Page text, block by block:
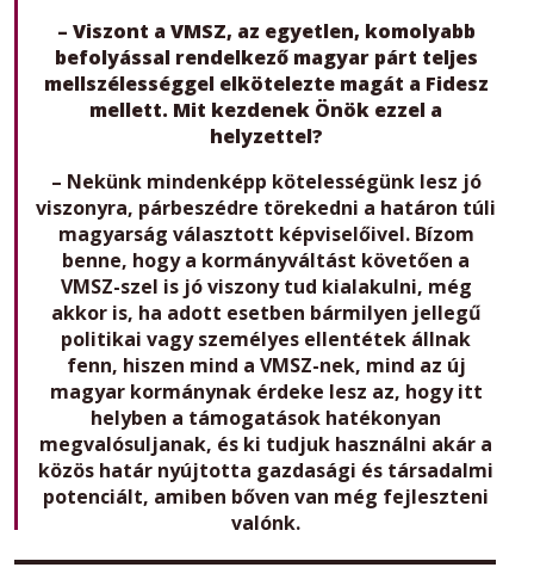
– Viszont a VMSZ, az egyetlen, komolyabb
befolyással rendelkező magyar párt teljes
mellszélességgel elkötelezte magát a Fidesz
mellett. Mit kezdenek Önök ezzel a
helyzettel?
– Nekünk mindenképp kötelességünk lesz jó
viszonyra, párbeszédre törekedni a határon túli
magyarság választott képviselőivel. Bízom
benne, hogy a kormányváltást követően a
VMSZ-szel is jó viszony tud kialakulni, még
akkor is, ha adott esetben bármilyen jellegű
politikai vagy személyes ellentétek állnak
fenn, hiszen mind a VMSZ-nek, mind az új
magyar kormánynak érdeke lesz az, hogy itt
helyben a támogatások hatékonyan
megvalósuljanak, és ki tudjuk használni akár a
közös határ nyújtotta gazdasági és társadalmi
potenciált, amiben bőven van még fejleszteni
valónk.